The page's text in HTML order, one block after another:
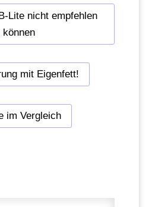
Lite nicht empfehlen
können
mit Eigenfett!
im Vergleich